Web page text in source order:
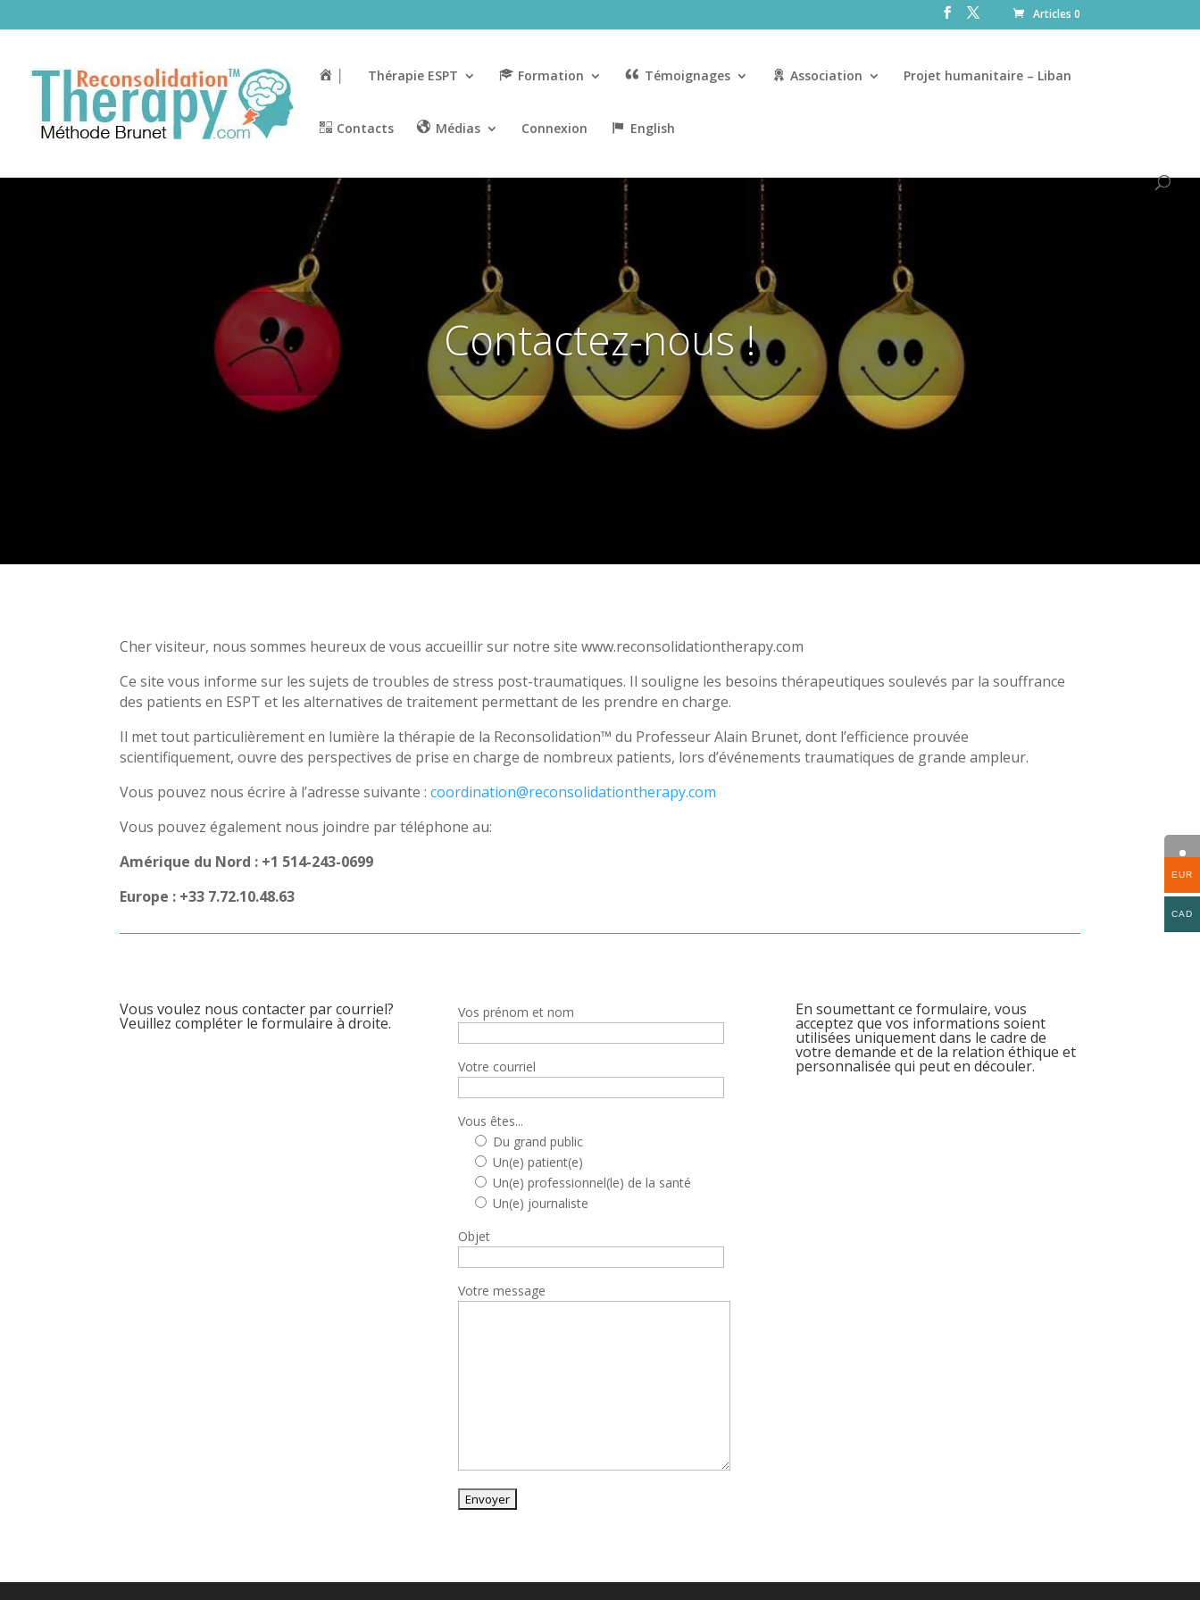
Articles 0
Thérapie ESPT Formation Témoignages Association Projet humanitaire – Liban
Contacts Médias Connexion English
Contactez-nous !
Cher visiteur, nous sommes heureux de vous accueillir sur notre site www.reconsolidationtherapy.com
Ce site vous informe sur les sujets de troubles de stress post-traumatiques. Il souligne les besoins thérapeutiques soulevés par la souffrance
des patients en ESPT et les alternatives de traitement permettant de les prendre en charge.
Il met tout particulièrement en lumière la thérapie de la Reconsolidation™ du Professeur Alain Brunet, dont l’efficience prouvée
scientifiquement, ouvre des perspectives de prise en charge de nombreux patients, lors d’événements traumatiques de grande ampleur.
Vous pouvez nous écrire à l’adresse suivante :coordination@reconsolidationtherapy.com
Vous pouvez également nous joindre par téléphone au:
Amérique du Nord : +1 514-243-0699
Europe : +33 7.72.10.48.63
Vous voulez nous contacter par courriel?
Veuillez compléter le formulaire à droite.
Vos prénom et nom
Votre courriel
Vous êtes...
Du grand public
Un(e) patient(e)
Un(e) professionnel(le) de la santé
Un(e) journaliste
Objet
Votre message
En soumettant ce formulaire, vous
acceptez que vos informations soient
utilisées uniquement dans le cadre de
votre demande et de la relation éthique et
personnalisée qui peut en découler.
EUR
CAD